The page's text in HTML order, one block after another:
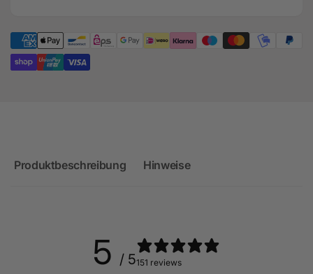
Produktbeschreibung Hinweise
5 / 5151 reviews